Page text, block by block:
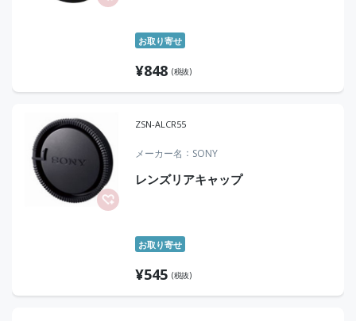
お取り寄せ
¥848 (税抜)
ZSN-ALCR55
メーカー名 SONY
レンズリアキャップ
お取り寄せ
¥545 (税抜)